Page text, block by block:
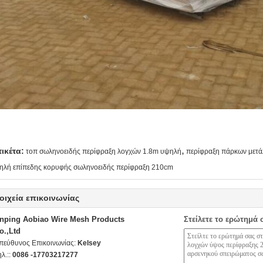
τοπ σωληνοειδής περίφραξη λογχών 1.8m υψηλή, περίφραξη πάρκων
επίπεδης κορυφής σωληνοειδής περίφραξη 210cm
επικοινωνίας
Aobiao Wire Mesh Products
Επικοινωνίας: Kelsey
0086 -17703217277
Στείλετε το